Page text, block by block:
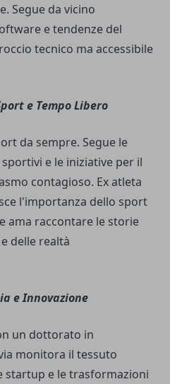
Segue da vicino
e tendenze del
tecnico ma accessibile
e Tempo Libero
da sempre. Segue le
e le iniziative per il
contagioso. Ex atleta
l'importanza dello sport
ama raccontare le storie
delle realtà
e Innovazione
un dottorato in
monitora il tessuto
startup e le trasformazioni